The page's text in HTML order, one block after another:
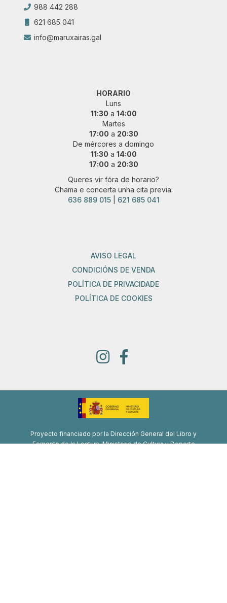
988 442 288
621 685 041
info@maruxairas.gal
HORARIO
Luns
11:30 a 14:00
Martes
17:00 a 20:30
De mércores a domingo
11:30 a 14:00
17:00 a 20:30
Queres vir fóra de horario?
Chama e concerta unha cita previa:
636 889 015| 621 685 041
AVISO LEGAL
CONDICIÓNS DE VENDA
POLÍTICA DE PRIVACIDADE
POLÍTICA DE COOKIES
Proyecto financiado por la Dirección General del Libro y
Fomento de la Lectura, Ministerio de Cultura y Deporte